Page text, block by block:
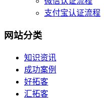
支付宝认证流程
网站分类
知识资讯
成功案例
好拓客
汇拓客